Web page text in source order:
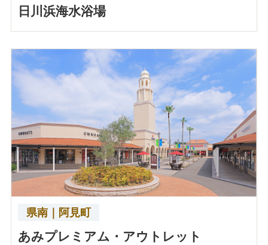
日川浜海水浴場
県南｜阿見町
あみプレミアム・アウトレット